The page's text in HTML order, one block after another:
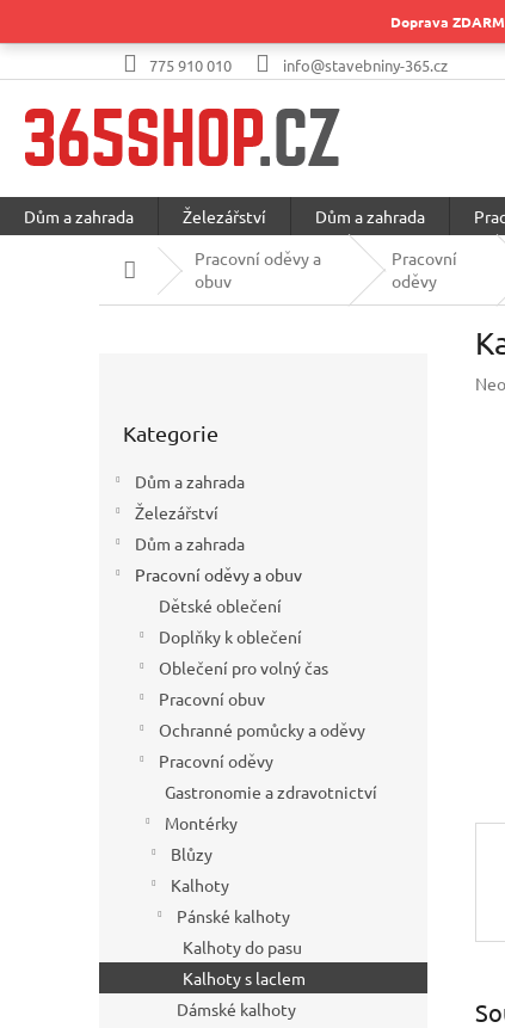
Doprava
775 910 010 info@stavebniny-365.cz
Dům a zahrada Železářství Dům a zahrada
Domů
Pracovní oděvy a
obuv
Pracovní
oděvy
kategorie
Kategorie
Dům a zahrada
Železářství
Dům a zahrada
Pracovní oděvy a obuv
Dětské oblečení
Doplňky k oblečení
Oblečení pro volný čas
Pracovní obuv
Ochranné pomůcky a oděvy
Pracovní oděvy
Gastronomie a zdravotnictví
Montérky
Blůzy
Kalhoty
Pánské kalhoty
Kalhoty do pasu
Kalhoty s laclem
Dámské kalhoty